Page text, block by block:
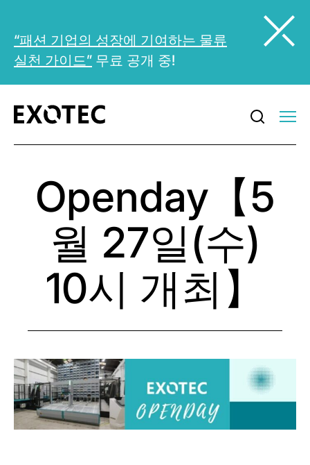
“패션 기업의 성장에 기여하는 물류
실천 가이드” 무료 공개 중!
Openday【5
월 27일(수)
10시 개최】